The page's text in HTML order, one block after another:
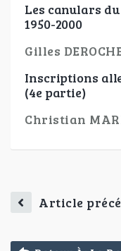
Les canulars
1950-2000
Gilles
Inscriptions
(4e partie)
Christian
Article